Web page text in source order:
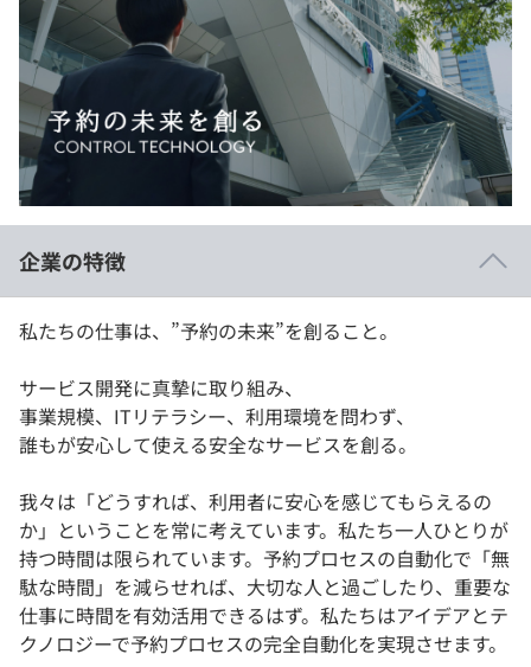
新卒エージェント
イベント・セミナー
インタビュー
4択課題
ナレッジ
リファレンス
プラン
個人向けプラン
法人向けプラン
学校向けプラン
契約内容・クーポン
SQL
評価結果一覧
再チャレンジ結果一覧
メディア
Tech Team Journal
paiza times
paizaとは？
企業の特徴
私たちの仕事は、”予約の未来”を創ること。
サービス開発に真摯に取り組み、
事業規模、ITリテラシー、利用環境を問わず、
誰もが安心して使える安全なサービスを創る。
我々は「どうすれば、利用者に安心を感じてもらえるの
か」ということを常に考えています。私たち一人ひとりが
持つ時間は限られています。予約プロセスの自動化で「無
駄な時間」を減らせれば、大切な人と過ごしたり、重要な
仕事に時間を有効活用できるはず。私たちはアイデアとテ
クノロジーで予約プロセスの完全自動化を実現させます。